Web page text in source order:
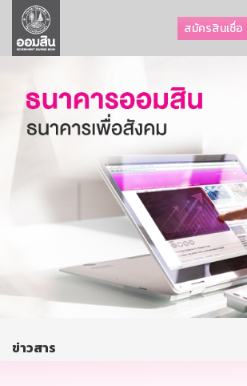
สมัครสินเชื่อ
ลูกค้าธุรกิจ
ลูกค้าผู้ประกอบรายย่อย
ออมเพื่อสุข
เกี่ยวกับธนาคาร
การพัฒนาที่ยั่งยืน
บริการทางการเงิน
ติดต่อเรา
บริการออนไลน์
ข่าวสาร